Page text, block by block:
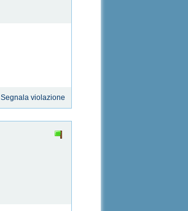
Segnala violazione